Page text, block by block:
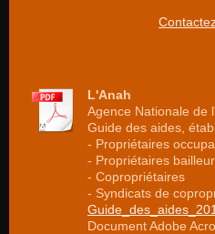
L'Anah
Agence Nationale de
Guide des aides,
- Propriétaires
- Propriétaires
- Copropriétaires
- Syndicats de
Document Adobe